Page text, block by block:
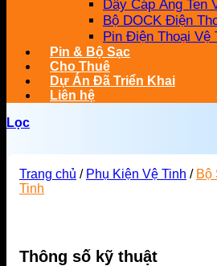
Dây Cáp Ăng Ten
Bộ DOCK Điện
Pin Điện Thoại Vệ
Pin & Bộ Sạc
Cho Thuê
Dự Án Đã Triển Khai
Liên hệ
Lọc
Trang chủ / Phụ Kiện Vệ Tinh / Bộ
Tinh
Thông số kỹ thuật